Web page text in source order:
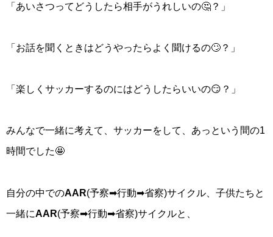
「あいさつってどうしたら相手がうれしいの🤔？」
「お話を聞くときはどうやったらよく聞けるの🙄？」
「楽しくサッカーするのにはどうしたらいいの😏？」
みんなで一緒に考えて、サッカーをして、あっという間の1
時間でした🤩
自分の中でのAAR(予察➡行動➡省察)サイクル、子供たちと
一緒にAAR(予察➡行動➡省察)サイクルと、